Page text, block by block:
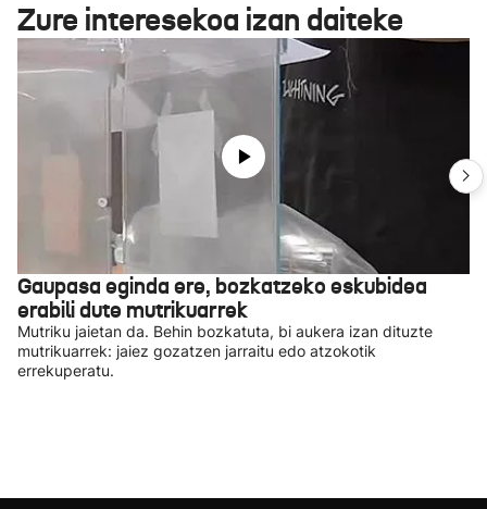
Zure interesekoa izan daiteke
Gaupasa eginda ere, bozkatzeko eskubidea
erabili dute mutrikuarrek
Mutriku jaietan da. Behin bozkatuta, bi aukera izan dituzte
mutrikuarrek: jaiez gozatzen jarraitu edo atzokotik
errekuperatu.